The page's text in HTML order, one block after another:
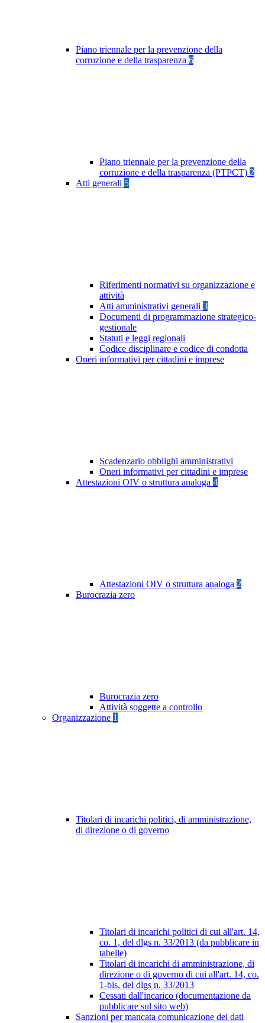
Piano triennale per la prevenzione della
corruzione e della trasparenza 6
Piano triennale per la prevenzione della
corruzione e della trasparenza (PTPCT) 2
Atti generali 5
Riferimenti normativi su organizzazione e
attività
Atti amministrativi generali 3
Documenti di programmazione strategico-
gestionale
Statuti e leggi regionali
Codice disciplinare e codice di condotta
Oneri informativi per cittadini e imprese
Scadenzario obblighi amministrativi
Oneri informativi per cittadini e imprese
Attestazioni OIV o struttura analoga 4
Attestazioni OIV o struttura analoga 2
Burocrazia zero
Burocrazia zero
Attività soggette a controllo
Organizzazione 1
Titolari di incarichi politici, di amministrazione,
di direzione o di governo
Titolari di incarichi politici di cui all'art. 14,
co. 1, del dlgs n. 33/2013 (da pubblicare in
tabelle)
Titolari di incarichi di amministrazione, di
direzione o di governo di cui all'art. 14, co.
1-bis, del dlgs n. 33/2013
Cessati dall'incarico (documentazione da
pubblicare sul sito web)
Sanzioni per mancata comunicazione dei dati